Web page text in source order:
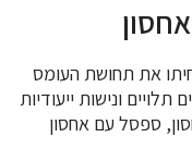
את תחושת העומס
ונישות ייעודיות
ספסל עם אחסון